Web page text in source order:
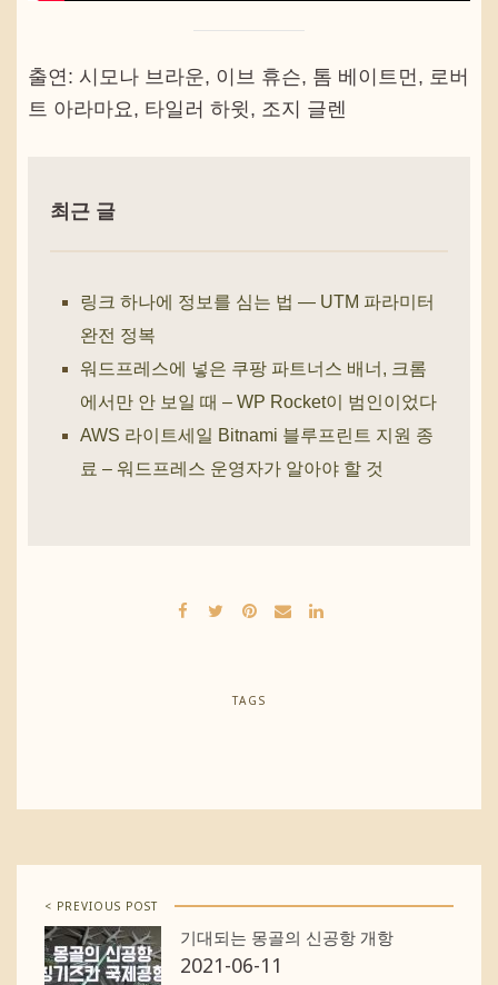
출연: 시모나 브라운, 이브 휴슨, 톰 베이트먼, 로버
트 아라마요, 타일러 하윗, 조지 글렌
최근 글
링크 하나에 정보를 심는 법 — UTM 파라미터
완전 정복
워드프레스에 넣은 쿠팡 파트너스 배너, 크롬
에서만 안 보일 때 – WP Rocket이 범인이었다
AWS 라이트세일 Bitnami 블루프린트 지원 종
료 – 워드프레스 운영자가 알아야 할 것
TAGS
< PREVIOUS POST
기대되는 몽골의 신공항 개항
2021-06-11